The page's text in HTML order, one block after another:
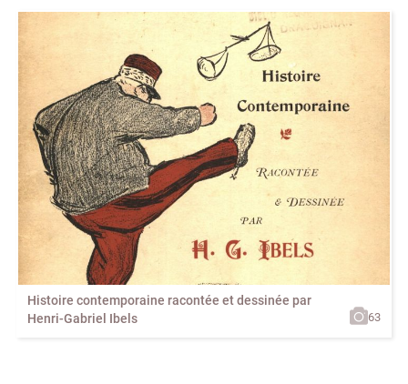
Histoire contemporaine racontée et dessinée par
Henri-Gabriel Ibels
63